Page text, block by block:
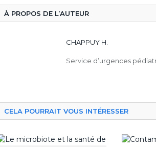
À PROPOS DE L’AUTEUR
CHAPPUY H.
Service d’urgences
CELA POURRAIT VOUS INTÉRESSER